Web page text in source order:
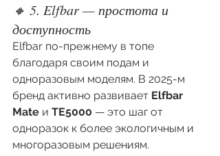
🔸 5. Elfbar — простота и
доступность
Elfbar по-прежнему в топе
благодаря своим подам и
одноразовым моделям. В 2025-м
бренд активно развивает Elfbar
Mate и TE5000 — это шаг от
одноразок к более экологичным и
многоразовым решениям.